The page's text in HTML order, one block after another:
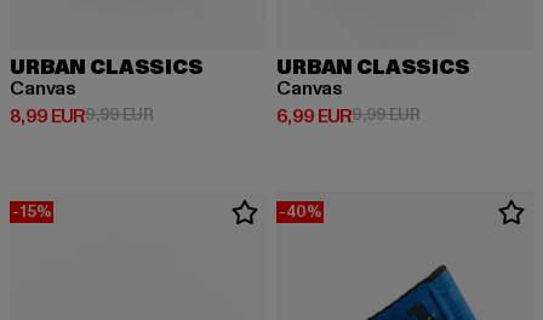
URBAN CLASSICS
Canvas
8,99 EUR
Derzeitiger Preis: 8,99 EUR
9,99 EURAktionspreis: 9,99 EUR
URBAN CLASSICS
Canvas
6,99 EUR
Derzeitiger Preis: 6,99 EUR
9,99 EURAktionspreis:
-15% -40%